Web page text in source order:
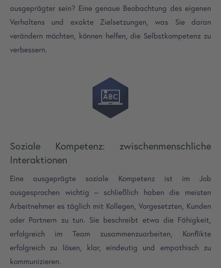
ausgeprägter sein? Eine genaue Beobachtung des eigenen
Verhaltens und exakte Zielsetzungen, was Sie daran
verändern möchten, können helfen, die Selbstkompetenz zu
verbessern.
Soziale Kompetenz: zwischenmenschliche
Interaktionen
Eine ausgeprägte soziale Kompetenz ist im Job
ausgesprochen wichtig – schließlich haben die meisten
Arbeitnehmer es täglich mit Kollegen, Vorgesetzten, Kunden
oder Partnern zu tun. Sie beschreibt etwa die Fähigkeit,
erfolgreich im Team zusammenzuarbeiten, Konflikte
erfolgreich zu lösen, klar, eindeutig und empathisch zu
kommunizieren.